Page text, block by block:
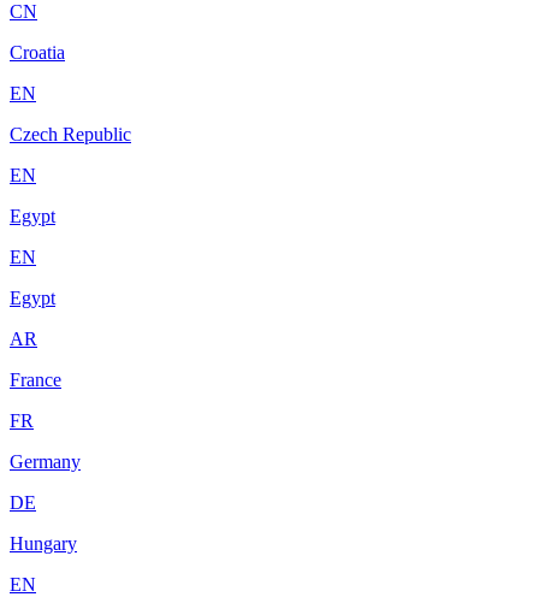
CN
Croatia
EN
Czech Republic
EN
Egypt
EN
Egypt
AR
France
FR
Germany
DE
Hungary
EN